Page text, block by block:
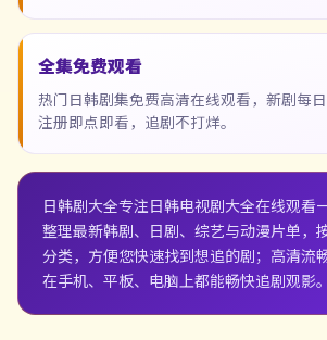
全集免费观看
热门日韩剧集免费高清在线观看，新剧每
注册即点即看，追剧不打烊。
日韩剧大全专注日韩电视剧大全在线观看
整理最新韩剧、日剧、综艺与动漫片单，
分类，方便您快速找到想追的剧；高清流
在手机、平板、电脑上都能畅快追剧观影。